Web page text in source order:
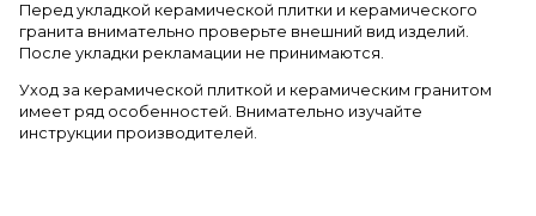
Перед укладкой керамической плитки и керамического
гранита внимательно проверьте внешний вид изделий.
После укладки рекламации не принимаются.
Уход за керамической плиткой и керамическим гранитом
имеет ряд особенностей. Внимательно изучайте
инструкции производителей.